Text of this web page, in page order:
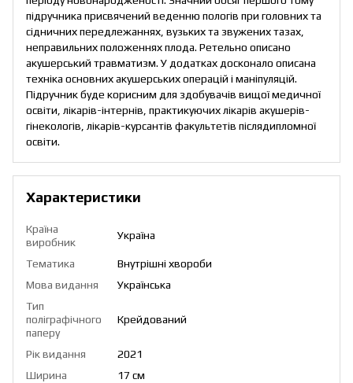
підручника присвячений веденню пологів при головних та
сідничних передлежаннях, вузьких та звужених тазах,
неправильних положеннях плода. Ретельно описано
акушерський травматизм. У додатках досконало описана
техніка основних акушерських операцій і маніпуляцій.
Підручник буде корисним для здобувачів вищої медичної
освіти, лікарів-інтернів, практикуючих лікарів акушерів-
гінекологів, лікарів-курсантів факультетів післядипломної
освіти.
Характеристики
Країна
виробник
Україна
Тематика
Внутрішні хвороби
Мова видання
Українська
Тип
поліграфічного
паперу
Крейдований
Рік видання
2021
Ширина
17 см